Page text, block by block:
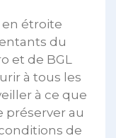
en étroite
du
et de BGL
à tous les
à ce que
au
de